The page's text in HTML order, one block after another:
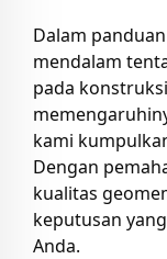
Dalam
mendalam
pada
kami
Dengan
kualitas
keputusan
Anda.